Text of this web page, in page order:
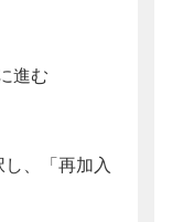
し、「再加入